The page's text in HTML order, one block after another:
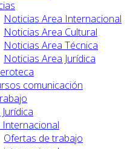
Noticias Area Internacional
Noticias Area Cultural
Noticias Area Técnica
Noticias Area Jurídica
comunicación
Internacional
Ofertas de trabajo